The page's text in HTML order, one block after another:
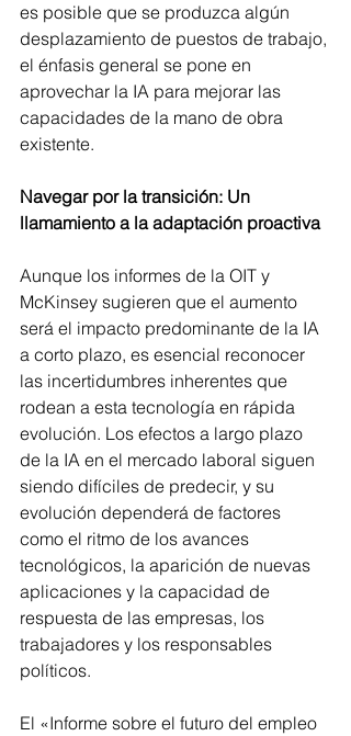
es posible que se produzca algún
desplazamiento de puestos de trabajo,
el énfasis general se pone en
aprovechar la IA para mejorar las
capacidades de la mano de obra
existente.
Navegar por la transición: Un
llamamiento a la adaptación proactiva
Aunque los informes de la OIT y
McKinsey sugieren que el aumento
será el impacto predominante de la IA
a corto plazo, es esencial reconocer
las incertidumbres inherentes que
rodean a esta tecnología en rápida
evolución. Los efectos a largo plazo
de la IA en el mercado laboral siguen
siendo difíciles de predecir, y su
evolución dependerá de factores
como el ritmo de los avances
tecnológicos, la aparición de nuevas
aplicaciones y la capacidad de
respuesta de las empresas, los
trabajadores y los responsables
políticos.
El «Informe sobre el futuro del empleo